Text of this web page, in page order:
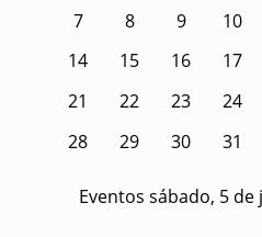
7
8 9 10
14
15 16 17
21
22 23 24
28
29 30 31
Eventos sábado, 5 de